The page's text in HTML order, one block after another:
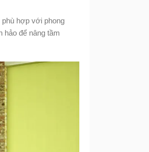
hợp với phong
hảo để nâng tầm